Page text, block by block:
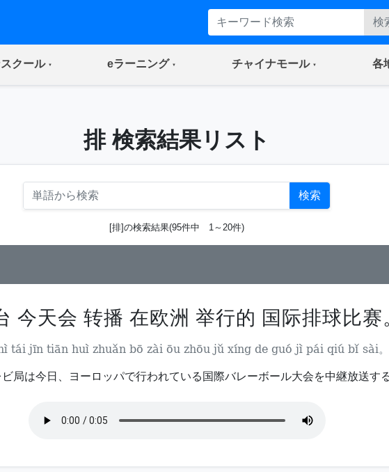
検
クール(current) eラーニング(current) チャイナモール(current) 各
排 検索結果リスト
検索
[排]の検索結果(95件中 1～20件)
今天会 转播 在欧洲 举行的 国际排球比赛
tái jīn tiān huì zhuǎn bō zài ōu zhōu jǔ xíng de guó jì pái qiú bǐ sài
局は今日、ヨーロッパで行われている国際バレーボール大会を中継放送す